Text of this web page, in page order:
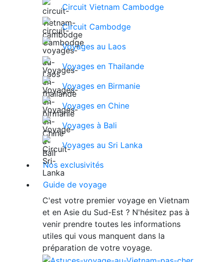
Circuit Vietnam Cambodge
Circuit Cambodge
Voyages au Laos
Voyages en Thailande
Voyages en Birmanie
Voyages en Chine
Voyages à Bali
Voyages au Sri Lanka
Nos exclusivités
Guide de voyage
C'est votre premier voyage en Vietnam
et en Asie du Sud-Est ? N'hésitez pas à
venir prendre toutes les informations
utiles qui vous manquent dans la
préparation de votre voyage.